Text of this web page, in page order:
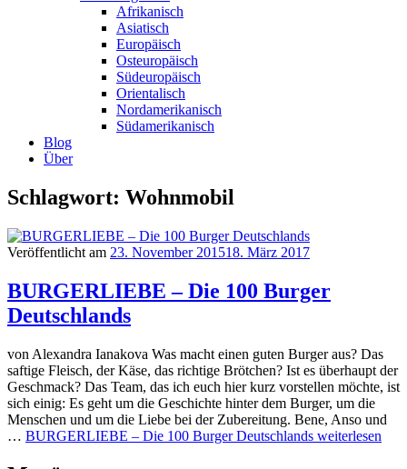
Afrikanisch
Asiatisch
Europäisch
Osteuropäisch
Südeuropäisch
Orientalisch
Nordamerikanisch
Südamerikanisch
Blog
Über
Schlagwort: Wohnmobil
Veröffentlicht am 23. November 201518. März 2017
BURGERLIEBE – Die 100 Burger
Deutschlands
von Alexandra Ianakova Was macht einen guten Burger aus? Das
saftige Fleisch, der Käse, das richtige Brötchen? Ist es überhaupt der
Geschmack? Das Team, das ich euch hier kurz vorstellen möchte, ist
sich einig: Es geht um die Geschichte hinter dem Burger, um die
Menschen und um die Liebe bei der Zubereitung. Bene, Anso und
… BURGERLIEBE – Die 100 Burger Deutschlands weiterlesen